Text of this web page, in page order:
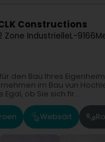
Constructions
Zone IndustrielleL-9166
den Bau Ihres
im Bau vun
ob Sie sich fir...
Websäit